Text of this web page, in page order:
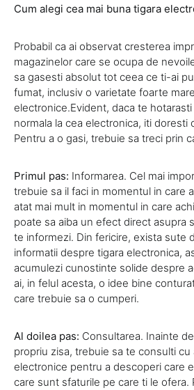
Cum alegi cea mai buna tigara
Probabil ca ai observat cresterea
magazinelor care se ocupa de
sa gasesti absolut tot ceea ce ti-ai
fumat, inclusiv o varietate foarte
electronice.Evident, daca te
normala la cea electronica, iti doresti
Pentru a o gasi, trebuie sa treci prin
Primul pas: Informarea. Cel mai
trebuie sa il faci in momentul in care
atat mai mult in momentul in care
poate sa aiba un efect direct asupra
te informezi. Din fericire, exista sute
informatii despre tigara electronica,
acumulezi cunostinte solide despre
ai, in felul acesta, o idee bine
care trebuie sa o cumperi.
Al doilea pas: Consultarea. Inainte
propriu zisa, trebuie sa te consulti
electronice pentru a descoperi care
care sunt sfaturile pe care ti le ofera.